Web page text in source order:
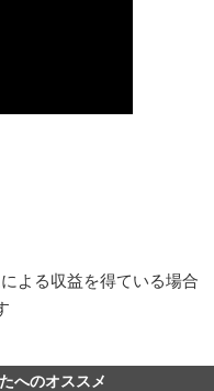
よる収益を得ている場合
へのオススメ